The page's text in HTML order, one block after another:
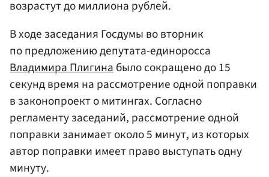
возрастут до миллиона рублей.
В ходе заседания Госдумы во вторник
по предложению депутата-единоросса
Владимира Плигинабыло сокращено до 15
секунд время на рассмотрение одной поправки
в законопроект о митингах. Согласно
регламенту заседаний, рассмотрение одной
поправки занимает около 5 минут, из которых
автор поправки имеет право выступать одну
минуту.